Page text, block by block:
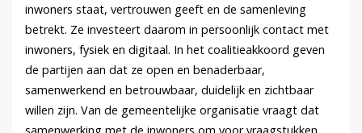
inwoners staat, vertrouwen geeft en de samenleving
betrekt. Ze investeert daarom in persoonlijk contact met
inwoners, fysiek en digitaal. In het coalitieakkoord geven
de partijen aan dat ze open en benaderbaar,
samenwerkend en betrouwbaar, duidelijk en zichtbaar
willen zijn. Van de gemeentelijke organisatie vraagt dat
samenwerking met de inwoners om voor vraagstukken